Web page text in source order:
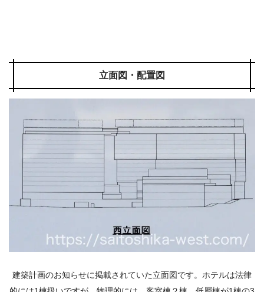
立面図・配置図
建築計画のお知らせに掲載されていた立面図です。ホテルは法律